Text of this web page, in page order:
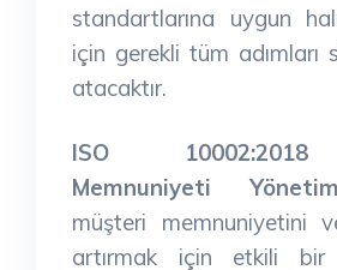
standartlarına uygun
için gerekli tüm adımları
atacaktır.
ISO
Memnuniyeti
müşteri memnuniyetini
artırmak için etkili bir